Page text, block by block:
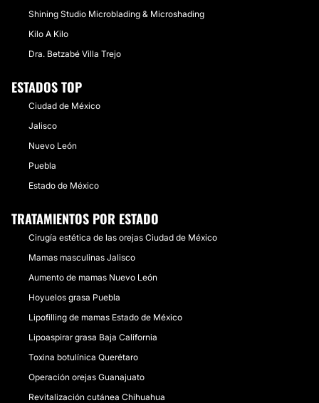
Shining Studio Microblading & Microshading
Kilo A Kilo
Dra. Betzabé Villa Trejo
ESTADOS TOP
Ciudad de México
Jalisco
Nuevo León
Puebla
Estado de México
TRATAMIENTOS POR ESTADO
Cirugía estética de las orejas Ciudad de México
Mamas masculinas Jalisco
Aumento de mamas Nuevo León
Hoyuelos grasa Puebla
Lipofilling de mamas Estado de México
Lipoaspirar grasa Baja California
Toxina botulínica Querétaro
Operación orejas Guanajuato
Revitalización cutánea Chihuahua